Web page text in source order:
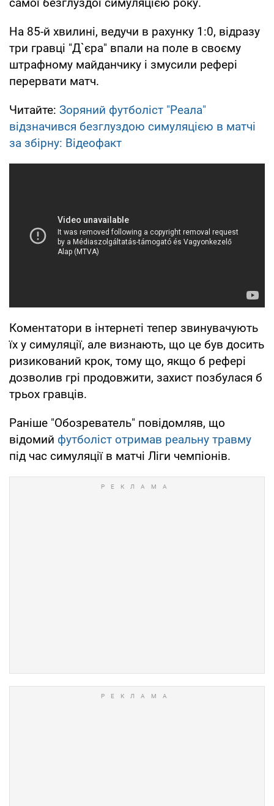
На 85-й хвилині, ведучи в рахунку 1:0, відразу
три гравці "Д`єра" впали на поле в своєму
штрафному майданчику і змусили рефері
перервати матч.
Читайте: Зоряний футболіст "Реала"
відзначився безглуздою симуляцією в матчі
за збірну: Відеофакт
Коментатори в інтернеті тепер звинувачують
їх у симуляції, але визнають, що це був досить
ризикований крок, тому що, якщо б рефері
дозволив грі продовжити, захист позбулася б
трьох гравців.
Раніше "Обозреватель" повідомляв, що
відомий футболіст отримав реальну травму
під час симуляції в матчі Ліги чемпіонів.